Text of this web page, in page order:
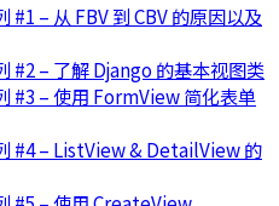
#1 – 从 FBV 到 CBV 的原因以及
#2 – 了解 Django 的基本视图类
#3 – 使用 FormView 简化表单
#4 – ListView & DetailView 的